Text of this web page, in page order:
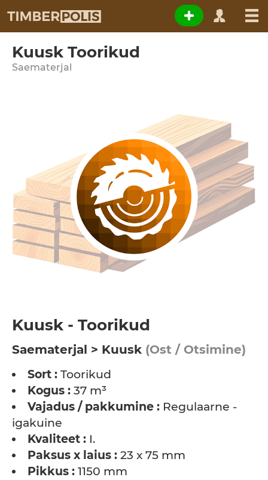
Kuusk Toorikud
Saematerjal
Kuusk - Toorikud
Saematerjal > Kuusk (Ost / Otsimine)
Sort : Toorikud
Kogus : 37 m³
Vajadus / pakkumine : Regulaarne -
igakuine
Kvaliteet : I.
Paksus x laius : 23 x 75 mm
Pikkus : 1150 mm